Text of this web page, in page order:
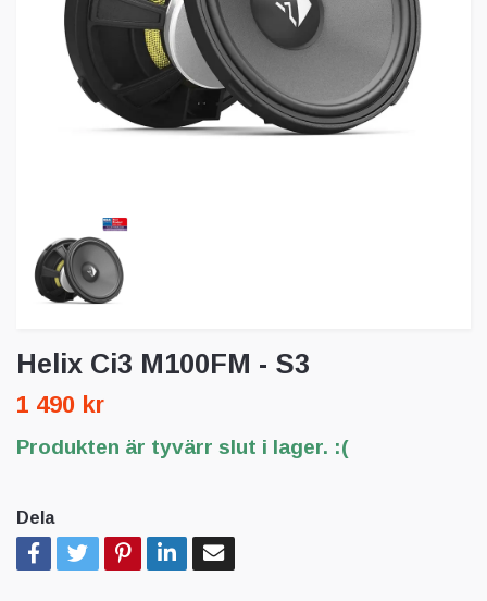
Helix Ci3 M100FM - S3
1 490 kr
Produkten är tyvärr slut i lager. :(
Dela